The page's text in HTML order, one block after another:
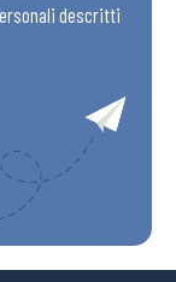
descritti